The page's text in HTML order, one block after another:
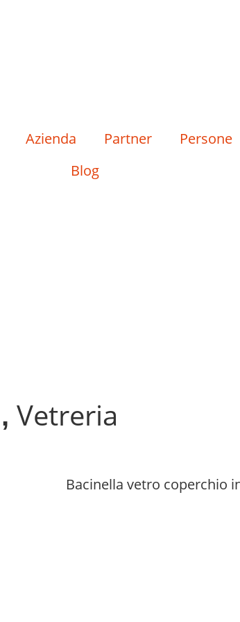
Azienda Partner
Persone
Blog
, Vetreria
Bacinella vetro coperchio